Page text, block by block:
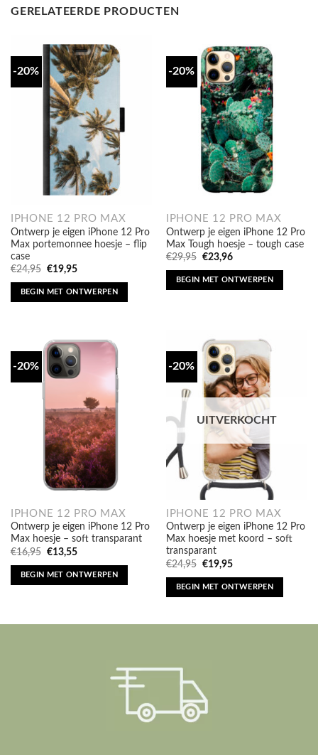
GERELATEERDE PRODUCTEN
-20%
IPHONE 12 PRO MAX
Ontwerp je eigen iPhone 12 Pro
Max portemonnee hoesje – flip
case
€24,95 Oorspronkelijke
was:
€24,95.
€19,95Huidige
is:
€19,95.
BEGIN MET ONTWERPEN
-20%
IPHONE 12 PRO MAX
Ontwerp je eigen iPhone 12 Pro
Max Tough hoesje – tough case
€29,95 Oorspronkelijke
was:
€29,95.
€23,96Huidige
is:
€23,96.
BEGIN MET ONTWERPEN
-20%
IPHONE 12 PRO MAX
Ontwerp je eigen iPhone 12 Pro
Max hoesje – soft transparant
€16,95 Oorspronkelijke
was:
€16,95.
€13,55Huidige
is:
€13,55.
BEGIN MET ONTWERPEN
-20%
UITVERKOCHT
IPHONE 12 PRO MAX
Ontwerp je eigen iPhone 12 Pro
Max hoesje met koord – soft
transparant
€24,95 Oorspronkelijke
was:
€24,95.
€19,95Huidige
is:
€19,95.
BEGIN MET ONTWERPEN